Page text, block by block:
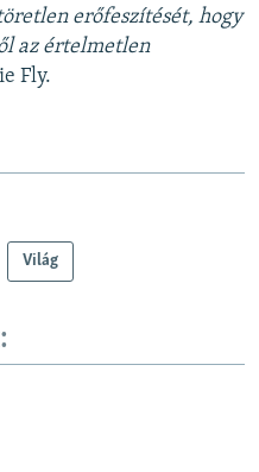
erőfeszítését, hogy
az értelmetlen
Fly.
Világ